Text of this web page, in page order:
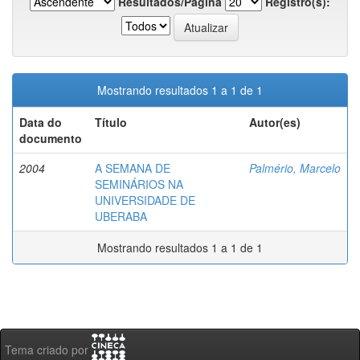
Mostrando resultados 1 a 1 de 1
Data do
documento
Título Autor(es)
2004
A SEMANA DE
SEMINÁRIOS NA
UNIVERSIDADE DE
UBERABA
Palmério, Marcelo
Mostrando resultados 1 a 1 de 1
Tema criado por